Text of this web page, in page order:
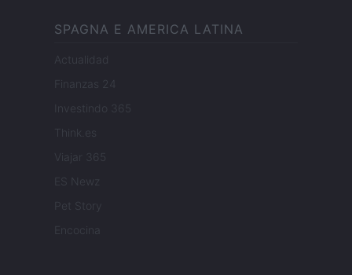
SPAGNA E AMERICA LATINA
Actualidad
Finanzas 24
Investindo 365
Think.es
Viajar 365
ES Newz
Pet Story
Encocina